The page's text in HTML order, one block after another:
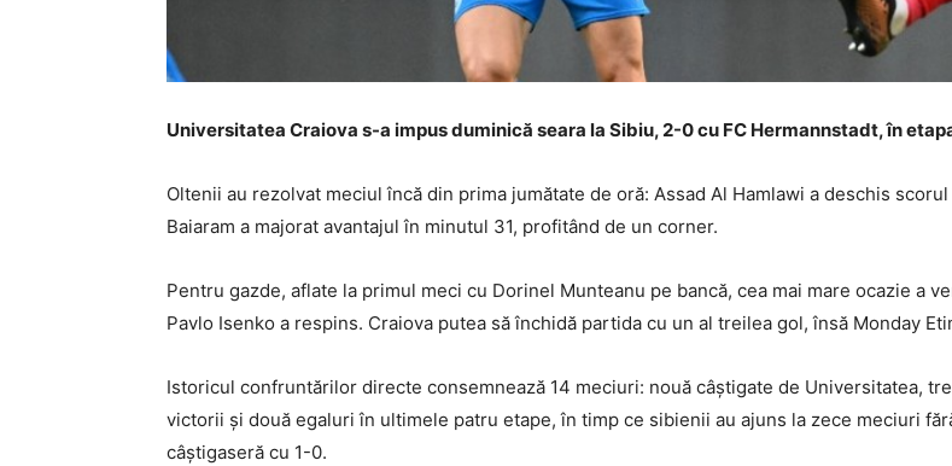
Universitatea Craiova s-a impus duminică seara la Sibiu, 2-0 cu FC Hermannstadt, în
Oltenii au rezolvat meciul încă din prima jumătate de oră: Assad Al Hamlawi a deschis
Baiaram a majorat avantajul în minutul 31, profitând de un corner.
Pentru gazde, aflate la primul meci cu Dorinel Munteanu pe bancă, cea mai mare ocazie a
Pavlo Isenko a respins. Craiova putea să închidă partida cu un al treilea gol, însă Monday
Istoricul confruntărilor directe consemnează 14 meciuri: nouă câștigate de Universitatea,
victorii și două egaluri în ultimele patru etape, în timp ce sibienii au ajuns la zece meciuri
câștigaseră cu 1-0.